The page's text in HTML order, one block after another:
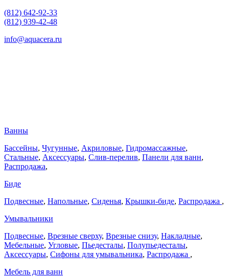
(812) 642-92-33
(812) 939-42-48
info@aquacera.ru
Ванны
Бассейны, Чугунные, Акриловые, Гидромассажные,
Стальные, Аксессуары, Слив-перелив, Панели для ванн,
Распродажа,
Биде
Подвесные, Напольные, Сиденья, Крышки-биде, Распродажа ,
Умывальники
Подвесные, Врезные сверху, Врезные снизу, Накладные,
Мебельные, Угловые, Пьедесталы, Полупьедесталы,
Аксессуары, Сифоны для умывальника, Распродажа ,
Мебель для ванн